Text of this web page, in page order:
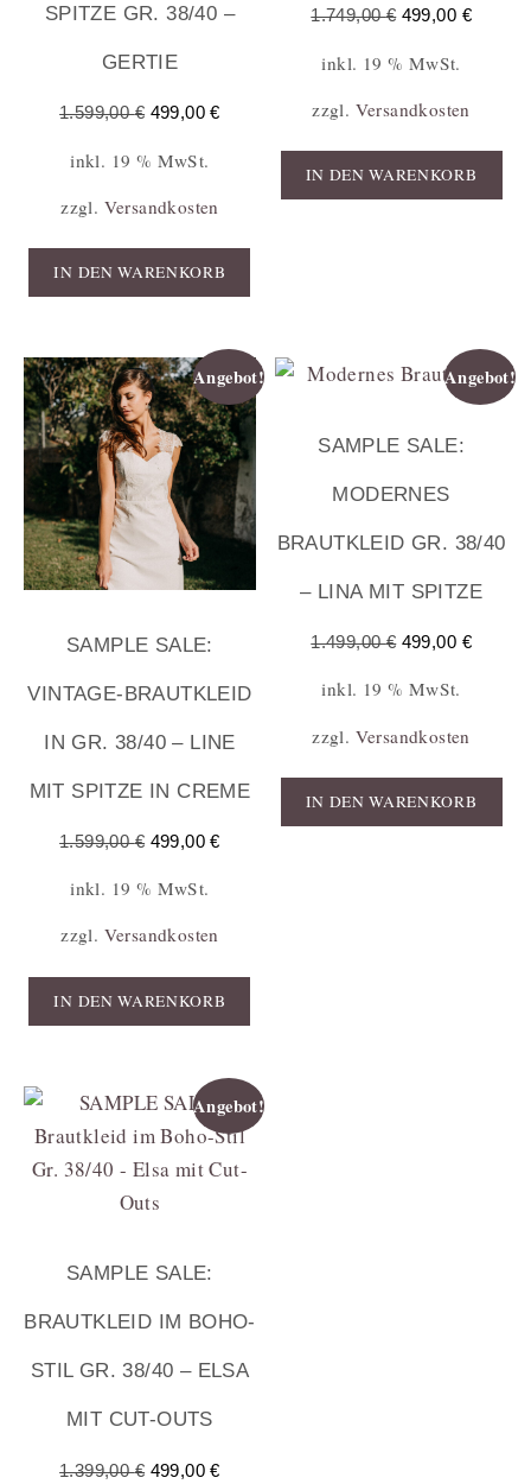
SPITZE GR. 38/40 –
GERTIE
1.599,00€ 499,00€
inkl. 19 % MwSt.
zzgl. Versandkosten
IN DEN WARENKORB
1.749,00€ 499,00 €
inkl. 19 % MwSt.
zzgl. Versandkosten
IN DEN WARENKORB
Angebot!
SAMPLE SALE:
VINTAGE-BRAUTKLEID
IN GR. 38/40 – LINE
MIT SPITZE IN CREME
1.599,00€ 499,00€
inkl. 19 % MwSt.
zzgl. Versandkosten
IN DEN WARENKORB
Angebot!
SAMPLE SALE:
MODERNES
BRAUTKLEID GR. 38/40
– LINA MIT SPITZE
1.499,00€ 499,00 €
inkl. 19 % MwSt.
zzgl. Versandkosten
IN DEN WARENKORB
Angebot!
SAMPLE SALE:
BRAUTKLEID IM BOHO-
STIL GR. 38/40 – ELSA
MIT CUT-OUTS
1.399,00€ 499,00€